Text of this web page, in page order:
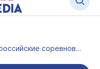
В Марий Эл завершились Всероссийские соревнования по мини-футболу